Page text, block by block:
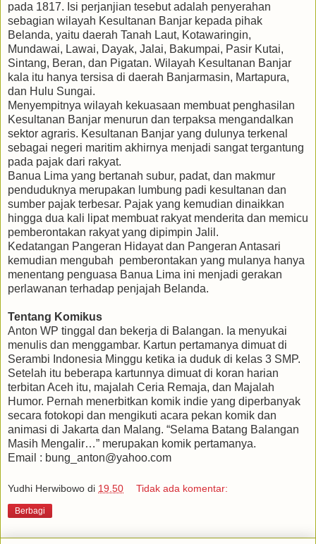
pada 1817. Isi perjanjian tesebut adalah penyerahan
sebagian wilayah Kesultanan Banjar kepada pihak
Belanda, yaitu daerah Tanah Laut, Kotawaringin,
Mundawai, Lawai, Dayak, Jalai, Bakumpai, Pasir Kutai,
Sintang, Beran, dan Pigatan. Wilayah Kesultanan Banjar
kala itu hanya tersisa di daerah Banjarmasin, Martapura,
dan Hulu Sungai.
Menyempitnya wilayah kekuasaan membuat penghasilan
Kesultanan Banjar menurun dan terpaksa mengandalkan
sektor agraris. Kesultanan Banjar yang dulunya terkenal
sebagai negeri maritim akhirnya menjadi sangat tergantung
pada pajak dari rakyat.
Banua Lima yang bertanah subur, padat, dan makmur
penduduknya merupakan lumbung padi kesultanan dan
sumber pajak terbesar. Pajak yang kemudian dinaikkan
hingga dua kali lipat membuat rakyat menderita dan memicu
pemberontakan rakyat yang dipimpin Jalil.
Kedatangan Pangeran Hidayat dan Pangeran Antasari
kemudian mengubah pemberontakan yang mulanya hanya
menentang penguasa Banua Lima ini menjadi gerakan
perlawanan terhadap penjajah Belanda.
Tentang Komikus
Anton WP tinggal dan bekerja di Balangan. Ia menyukai
menulis dan menggambar. Kartun pertamanya dimuat di
Serambi Indonesia Minggu ketika ia duduk di kelas 3 SMP.
Setelah itu beberapa kartunnya dimuat di koran harian
terbitan Aceh itu, majalah Ceria Remaja, dan Majalah
Humor. Pernah menerbitkan komik indie yang diperbanyak
secara fotokopi dan mengikuti acara pekan komik dan
animasi di Jakarta dan Malang. “Selama Batang Balangan
Masih Mengalir…” merupakan komik pertamanya.
Email : bung_anton@yahoo.com
Yudhi Herwibowo di 19.50 Tidak ada komentar:
Berbagi